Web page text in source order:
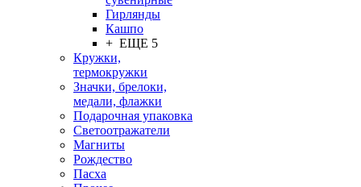
Гирлянды
Кашпо
+ ЕЩЕ 5
Кружки,
термокружки
Значки, брелоки,
медали, флажки
Подарочная упаковка
Светоотражатели
Магниты
Рождество
Пасха